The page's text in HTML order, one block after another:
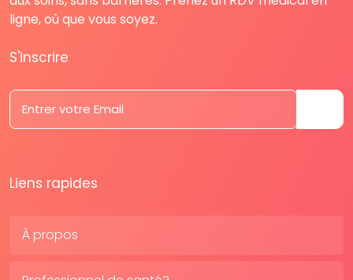
ligne, où que vous soyez.
S'inscrire
Liens rapides
À propos